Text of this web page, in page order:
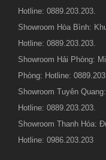
Hotline: 0889.203.203.
Showroom Hòa Bình:
Hotline: 0889.203.203.
Showroom Hải Phòng:
Phòng: Hotline:
Showroom Tuyên
Hotline: 0889.203.203.
Showroom Thanh Hóa:
Hotline: 0986.203.203